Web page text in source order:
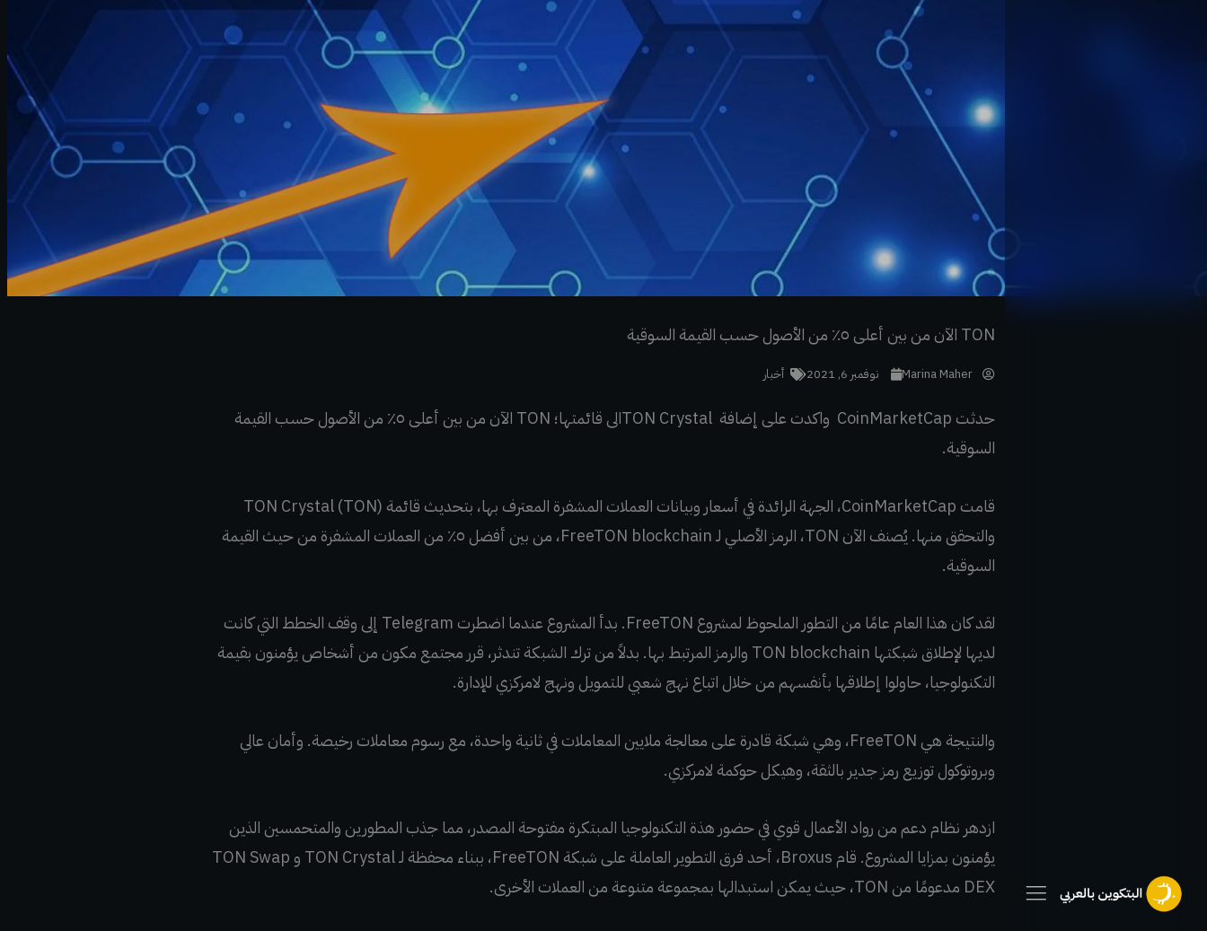
TON الآن من بين أعلى ٥٪ من الأصول حسب القيمة السوقية
Marina Maher نوفمبر 6, 2021 أخبار
حدثت CoinMarketCap واكدت على إضافة TON Crystalالى قائمتها؛ TON الآن من بين أعلى ٥٪ من الأصول حسب القيمة
السوقية.
قامت CoinMarketCap، الجهة الرائدة في أسعار وبيانات العملات المشفرة المعترف بها، بتحديث قائمة TON Crystal (TON)
والتحقق منها. يُصنف الآن TON، الرمز الأصلي لـ FreeTON blockchain، من بين أفضل ٥٪ من العملات المشفرة من حيث القيمة
السوقية.
لقد كان هذا العام عامًا من التطور الملحوظ لمشروع FreeTON. بدأ المشروع عندما اضطرت Telegram إلى وقف الخطط التي كانت
لديها لإطلاق شبكتها TON blockchain والرمز المرتبط بها. بدلاً من ترك الشبكة تندثر، قرر مجتمع مكون من أشخاص يؤمنون بقيمة
التكنولوجيا، حاولوا إطلاقها بأنفسهم من خلال اتباع نهج شعبي للتمويل ونهج لامركزي للإدارة.
والنتيجة هي FreeTON، وهي شبكة قادرة على معالجة ملايين المعاملات في ثانية واحدة، مع رسوم معاملات رخيصة. وأمان عالي
وبروتوكول توزيع رمز جدير بالثقة، وهيكل حوكمة لامركزي.
ازدهر نظام دعم من رواد الأعمال قوي في حضور هذة التكنولوجيا المبتكرة مفتوحة المصدر، مما جذب المطورين والمتحمسين الذين
يؤمنون بمزايا المشروع. قام Broxus، أحد فرق التطوير العاملة على شبكة FreeTON، ببناء محفظة لـ TON Crystal و TON Swap
DEX مدعومًا من TON، حيث يمكن استبدالها بمجموعة متنوعة من العملات الأخرى.